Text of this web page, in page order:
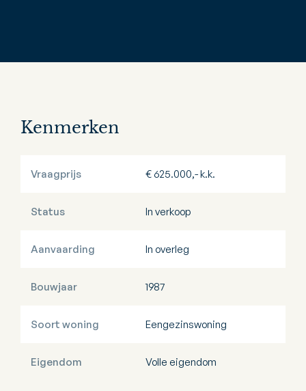
Kenmerken
Vraagprijs € 625.000,- k.k.
Status In verkoop
Aanvaarding In overleg
Bouwjaar 1987
Soort woning Eengezinswoning
Eigendom Volle eigendom